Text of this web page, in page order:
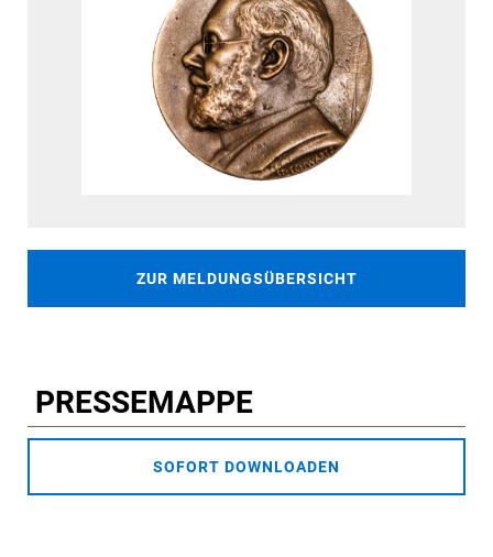
ZUR MELDUNGSÜBERSICHT
PRESSEMAPPE
SOFORT DOWNLOADEN